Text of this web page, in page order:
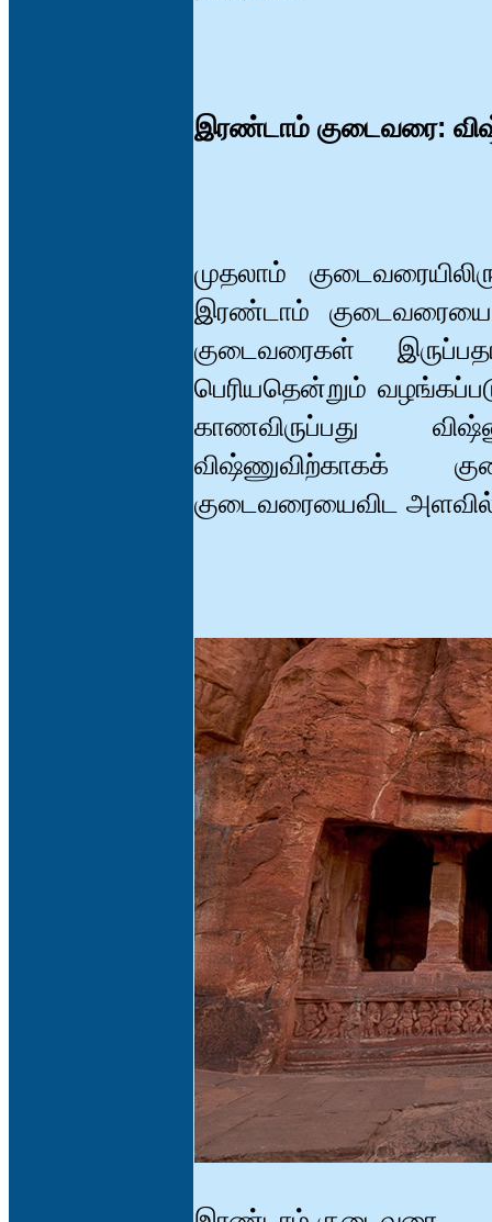
இரண்டாம் குடைவரை:
முதலாம்
இரண்டாம்
குடைவரைகள்
பெரியதென்றும்
காணவிருப்பது
விஷ்ணுவிற்காகக்
குடைவரையைவிட அளவில்